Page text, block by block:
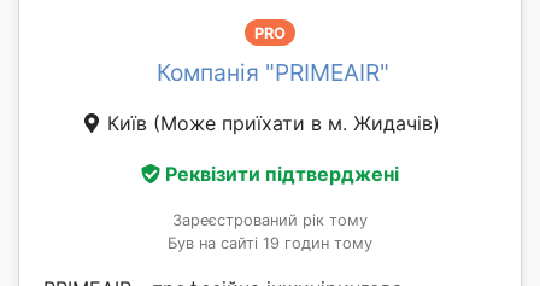
PRO
Компанія "PRIMEAIR"
Київ (Може приїхати в м. Жидачів)
Реквізити підтверджені
Зареєстрований рік тому
Був на сайті 19 годин тому